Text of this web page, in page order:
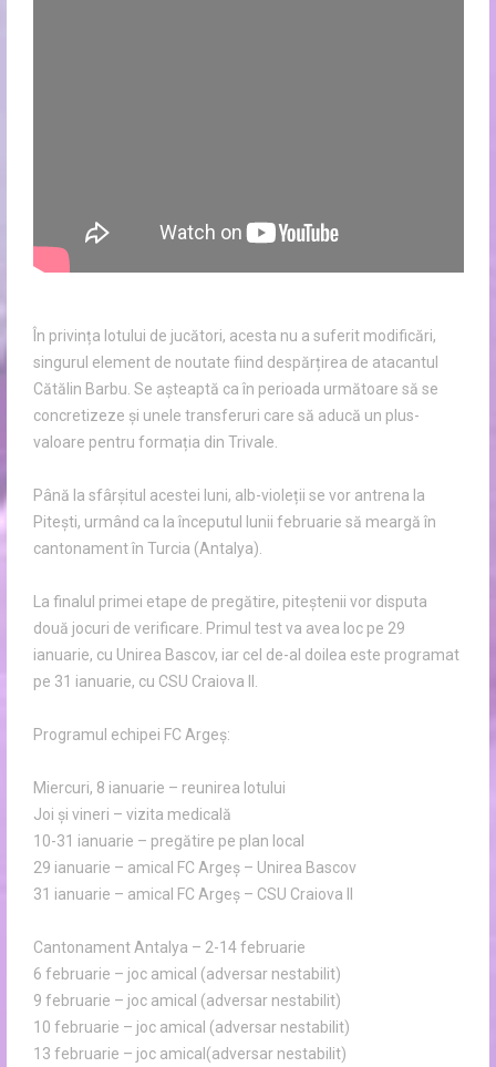
În privința lotului de jucători, acesta nu a suferit modificări,
singurul element de noutate fiind despărțirea de atacantul
Cătălin Barbu. Se așteaptă ca în perioada următoare să se
concretizeze și unele transferuri care să aducă un plus-
valoare pentru formația din Trivale.
Până la sfârșitul acestei luni, alb-violeții se vor antrena la
Pitești, urmând ca la începutul lunii februarie să meargă în
cantonament în Turcia (Antalya).
La finalul primei etape de pregătire, piteștenii vor disputa
două jocuri de verificare. Primul test va avea loc pe 29
ianuarie, cu Unirea Bascov, iar cel de-al doilea este programat
pe 31 ianuarie, cu CSU Craiova II.
Programul echipei FC Argeș:
Miercuri, 8 ianuarie – reunirea lotului
Joi și vineri – vizita medicală
10-31 ianuarie – pregătire pe plan local
29 ianuarie – amical FC Argeș – Unirea Bascov
31 ianuarie – amical FC Argeș – CSU Craiova II
Cantonament Antalya – 2-14 februarie
6 februarie – joc amical (adversar nestabilit)
9 februarie – joc amical (adversar nestabilit)
10 februarie – joc amical (adversar nestabilit)
13 februarie – joc amical(adversar nestabilit)